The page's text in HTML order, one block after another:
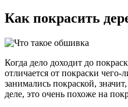
Как покрасить
Когда дело доходит до
отличается от покраски чего-
занимались покраской,
деле, это очень похоже на